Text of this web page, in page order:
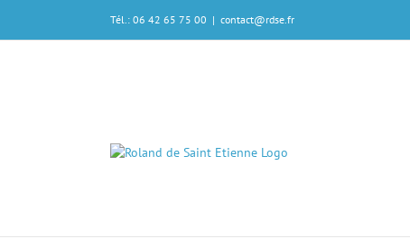
contenu
Tél.: 06 42 65 75 00 | contact@rdse.fr